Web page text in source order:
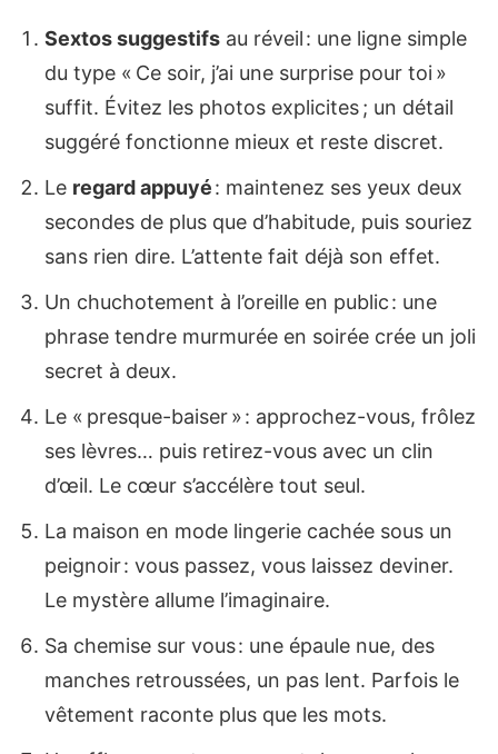
Sextos suggestifs au réveil : une ligne simple
du type « Ce soir, j’ai une surprise pour toi »
suffit. Évitez les photos explicites ; un détail
suggéré fonctionne mieux et reste discret.
Le regard appuyé: maintenez ses yeux deux
secondes de plus que d’habitude, puis souriez
sans rien dire. L’attente fait déjà son effet.
Un chuchotement à l’oreille en public : une
phrase tendre murmurée en soirée crée un joli
secret à deux.
Le « presque-baiser » : approchez-vous, frôlez
ses lèvres… puis retirez-vous avec un clin
d’œil. Le cœur s’accélère tout seul.
La maison en mode lingerie cachée sous un
peignoir : vous passez, vous laissez deviner.
Le mystère allume l’imaginaire.
Sa chemise sur vous : une épaule nue, des
manches retroussées, un pas lent. Parfois le
vêtement raconte plus que les mots.